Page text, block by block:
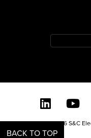
BACK TO TOP
© 2026 S&C